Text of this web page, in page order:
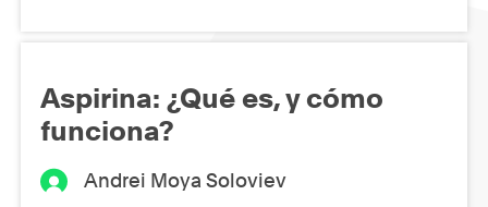
Aspirina: ¿Qué es, y cómo
funciona?
Andrei Moya Soloviev